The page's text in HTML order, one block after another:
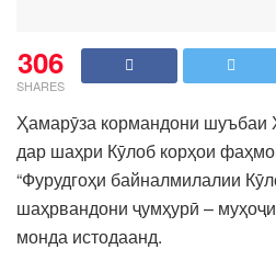
306
SHARES
Ҳамарӯза кормандони шуъбаи
дар шаҳри Кӯлоб корҳои
“Фурудгоҳи байналмилалии
шаҳрвандони ҷумҳурӣ –
монда истодаанд.